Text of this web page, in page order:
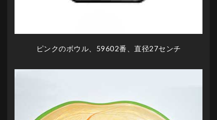
ピンクのボウル、59602番、直径27センチ